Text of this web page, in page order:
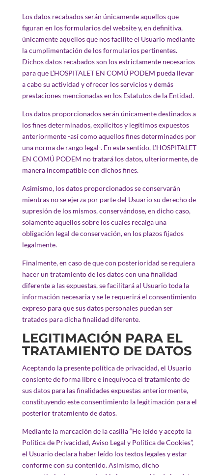
Los datos recabados serán únicamente aquellos que
figuran en los formularios del website y, en definitiva,
únicamente aquellos que nos facilite el Usuario mediante
la cumplimentación de los formularios pertinentes.
Dichos datos recabados son los estrictamente necesarios
para que L’HOSPITALET EN COMÚ PODEM pueda llevar
a cabo su actividad y ofrecer los servicios y demás
prestaciones mencionadas en los Estatutos de la Entidad.
Los datos proporcionados serán únicamente destinados a
los fines determinados, explícitos y legítimos expuestos
anteriormente -así como aquellos fines determinados por
una norma de rango legal-. En este sentido, L’HOSPITALET
EN COMÚ PODEM no tratará los datos, ulteriormente, de
manera incompatible con dichos fines.
Asimismo, los datos proporcionados se conservarán
mientras no se ejerza por parte del Usuario su derecho de
supresión de los mismos, conservándose, en dicho caso,
solamente aquellos sobre los cuales recaiga una
obligación legal de conservación, en los plazos fijados
legalmente.
Finalmente, en caso de que con posterioridad se requiera
hacer un tratamiento de los datos con una finalidad
diferente a las expuestas, se facilitará al Usuario toda la
información necesaria y se le requerirá el consentimiento
expreso para que sus datos personales puedan ser
tratados para dicha finalidad diferente.
LEGITIMACIÓN PARA EL
TRATAMIENTO DE DATOS
Aceptando la presente política de privacidad, el Usuario
consiente de forma libre e inequívoca el tratamiento de
sus datos para las finalidades expuestas anteriormente,
constituyendo este consentimiento la legitimación para el
posterior tratamiento de datos.
Mediante la marcación de la casilla “He leído y acepto la
Política de Privacidad, Aviso Legal y Política de Cookies”,
el Usuario declara haber leído los textos legales y estar
conforme con su contenido. Asimismo, dicho